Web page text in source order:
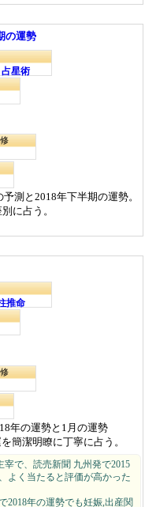
の運勢
占星術
測と2018年下半期の運勢。
に占う。
推命
年の運勢と1月の運勢
簡潔明瞭に丁寧に占う。
で、読売新聞 九州発で2015
よく当たると評価が高かった
2018年の運勢でも妊娠,出産関